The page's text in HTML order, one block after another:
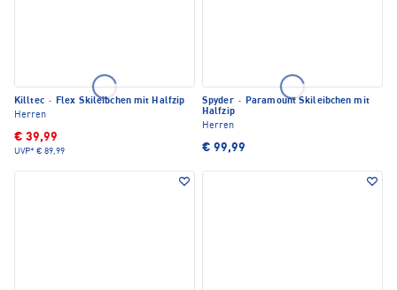
Killtec · Flex Skileibchen mit Halfzip
Herren
€ 39,99
UVP* € 89,99
Spyder · Paramount Skileibchen mit
Halfzip
Herren
€ 99,99